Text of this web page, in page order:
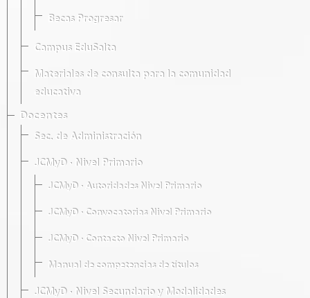
Becas Progresar
Campus EduSalta
Materiales de consulta para la comunidad
educativa
Docentes
Sec. de Administración
JCMyD · Nivel Primario
JCMyD · Autoridades Nivel Primario
JCMyD · Convocatorias Nivel Primario
JCMyD · Contacto Nivel Primario
Manual de competencias de títulos
JCMyD · Nivel Secundario y Modalidades